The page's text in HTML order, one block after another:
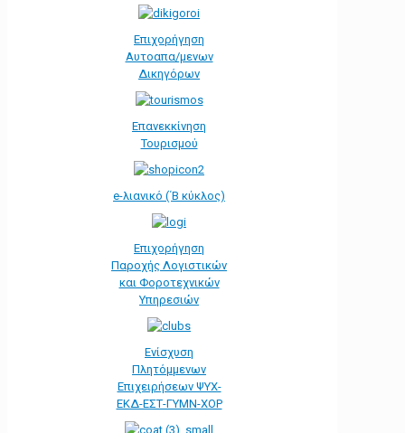
Επιχορήγηση
Αυτοαπα/μενων
Δικηγόρων
Επανεκκίνηση
Τουρισμού
e-λιανικό (΄Β κύκλος)
Επιχορήγηση
Παροχής Λογιστικών
και Φοροτεχνικών
Υπηρεσιών
Ενίσχυση
Πλητόμμενων
Επιχειρήσεων ΨΥΧ-
ΕΚΔ-ΕΣΤ-ΓΥΜΝ-ΧΟΡ